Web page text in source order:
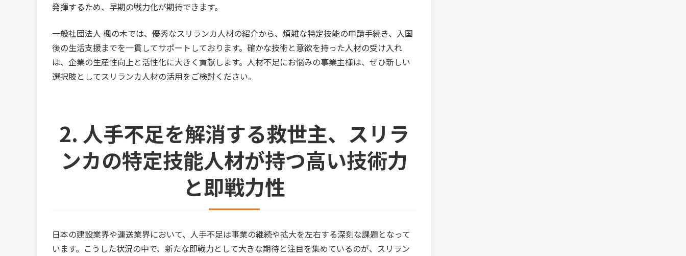
発揮するため、早期の戦力化が期待できます。
一般社団法人 楓の木では、優秀なスリランカ人材の紹介から、煩雑な特定技能の申請手続き、入国
後の生活支援までを一貫してサポートしております。確かな技術と意欲を持った人材の受け入れ
は、企業の生産性向上と活性化に大きく貢献します。人材不足にお悩みの事業主様は、ぜひ新しい
選択肢としてスリランカ人材の活用をご検討ください。
2. 人手不足を解消する救世主、スリラ
ンカの特定技能人材が持つ高い技術力
と即戦力性
日本の建設業界や運送業界において、人手不足は事業の継続や拡大を左右する深刻な課題となって
います。こうした状況の中で、新たな即戦力として大きな期待と注目を集めているのが、スリラン